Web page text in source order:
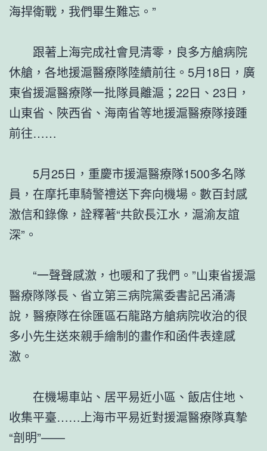
海捍衛戰，我們畢生難忘。”
跟著上海完成社會見清零，良多方艙病院
休艙，各地援滬醫療隊陸續前往。5月18日，廣
東省援滬醫療隊一批隊員離滬；22日、23日，
山東省、陜西省、海南省等地援滬醫療隊接踵
前往……
5月25日，重慶市援滬醫療隊1500多名隊
員，在摩托車騎警禮送下奔向機場。數百封感
激信和錄像，詮釋著“共飲長江水，滬渝友誼
深”。
“一聲聲感激，也暖和了我們。”山東省援滬
醫療隊隊長、省立第三病院黨委書記呂涌濤
說，醫療隊在徐匯區石龍路方艙病院收治的很
多小先生送來親手繪制的畫作和函件表達感
激。
在機場車站、居平易近小區、飯店住地、
收集平臺……上海市平易近對援滬醫療隊真摯
“剖明”——